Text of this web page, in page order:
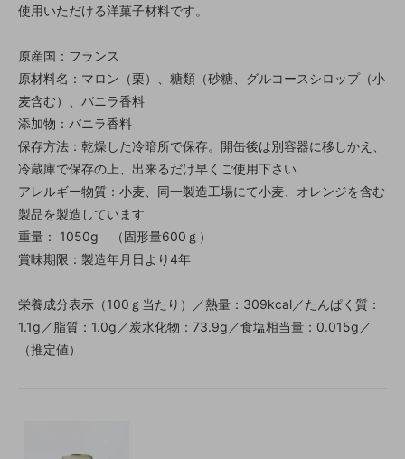
使用いただける洋菓子材料です。
原産国：フランス
原材料名：マロン（栗）、糖類（砂糖、グルコースシロップ（小
麦含む）、バニラ香料
添加物：バニラ香料
保存方法：乾燥した冷暗所で保存。開缶後は別容器に移しかえ、
冷蔵庫で保存の上、出来るだけ早くご使用下さい
アレルギー物質：小麦、同一製造工場にて小麦、オレンジを含む
製品を製造しています
重量： 1050g （固形量600ｇ）
賞味期限：製造年月日より4年
栄養成分表示（100ｇ当たり）／熱量：309kcal／たんぱく質：
1.1g／脂質：1.0g／炭水化物：73.9g／食塩相当量：0.015g／
（推定値）